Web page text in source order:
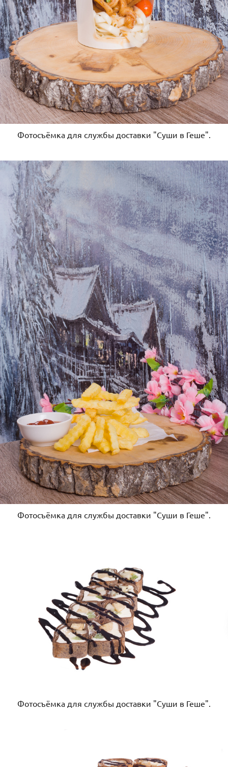
Фотосъёмка для службы доставки "Суши в Геше".
Фотосъёмка для службы доставки "Суши в Геше".
Фотосъёмка для службы доставки "Суши в Геше".